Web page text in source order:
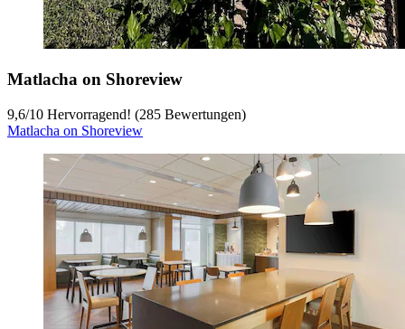
Matlacha on Shoreview
9,6/10 Hervorragend! (285 Bewertungen)
Matlacha on Shoreview